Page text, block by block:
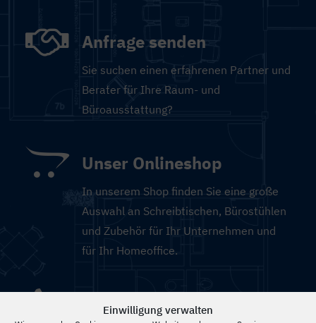
Einwilligung verwalten
Anfrage senden
Sie suchen einen erfahrenen Partner und
Berater für Ihre Raum- und
Büroausstattung?
Unser Onlineshop
In unserem Shop finden Sie eine große
Auswahl an Schreibtischen, Bürostühlen
und Zubehör für Ihr Unternehmen und
für Ihr Homeoffice.
Anrufen